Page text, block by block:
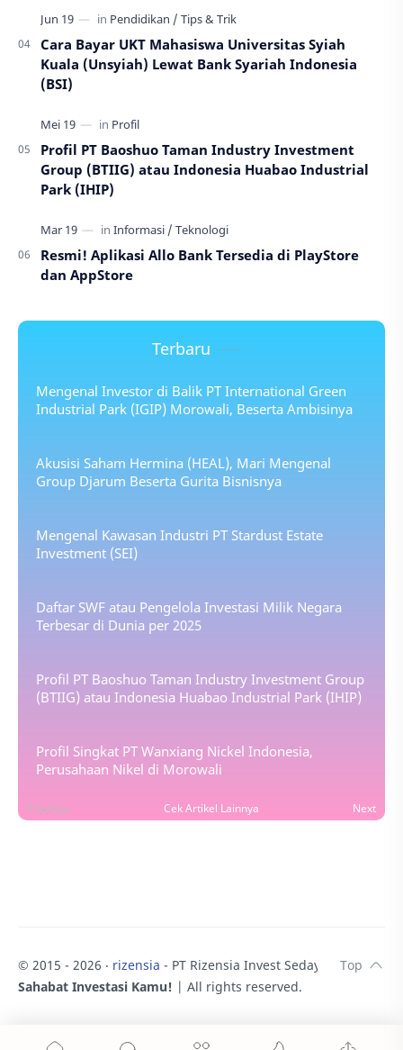
Cara Bayar UKT Mahasiswa Universitas Syiah
Kuala (Unsyiah) Lewat Bank Syariah Indonesia
(BSI)
Profil PT Baoshuo Taman Industry Investment
Group (BTIIG) atau Indonesia Huabao Industrial
Park (IHIP)
Resmi! Aplikasi Allo Bank Tersedia di PlayStore
dan AppStore
Terbaru
Mengenal Investor di Balik PT International Green
Industrial Park (IGIP) Morowali, Beserta Ambisinya
Akusisi Saham Hermina (HEAL), Mari Mengenal
Group Djarum Beserta Gurita Bisnisnya
Mengenal Kawasan Industri PT Stardust Estate
Investment (SEI)
Daftar SWF atau Pengelola Investasi Milik Negara
Terbesar di Dunia per 2025
Profil PT Baoshuo Taman Industry Investment Group
(BTIIG) atau Indonesia Huabao Industrial Park (IHIP)
Profil Singkat PT Wanxiang Nickel Indonesia,
Perusahaan Nikel di Morowali
Previous Next
Cek Artikel Lainnya
© 2015 - 2026 ‧ rizensia - PT Rizensia Invest Sedaya.
Sahabat Investasi Kamu! | All rights reserved.